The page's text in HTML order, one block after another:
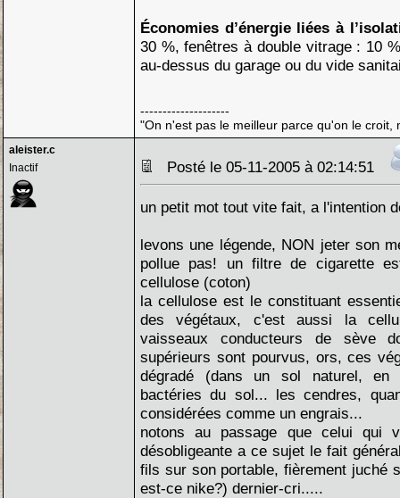
Économies d’énergie liées à
30 %, fenêtres à double vitrage : 10
au-dessus du garage ou du vide
--------------------
"On n'est pas le meilleur parce qu'on le croit,
aleister.c
Inactif
Posté le 05-11-2005 à 02:14:51
un petit mot tout vite fait, a l'intention
levons une légende, NON jeter son
pollue pas! un filtre de cigarette
cellulose (coton)
la cellulose est le constituant
des végétaux, c'est aussi la
vaisseaux conducteurs de sève
supérieurs sont pourvus, ors, ces
dégradé (dans un sol naturel, en
bactéries du sol... les cendres,
considérées comme un engrais...
notons au passage que celui qui
désobligeante a ce sujet le fait
fils sur son portable, fièrement juché
est-ce nike?) dernier-cri.....